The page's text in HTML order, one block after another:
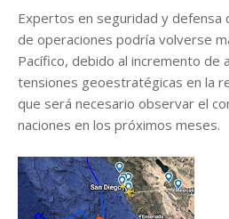
Expertos en seguridad y defensa
de operaciones podría volverse
Pacífico, debido al incremento de
tensiones geoestratégicas en la
que será necesario observar el
naciones en los próximos meses.